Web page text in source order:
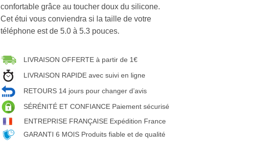
confortable grâce au toucher doux du silicone.
Cet étui vous conviendra si la taille de votre
téléphone est de 5.0 à 5.3 pouces.
LIVRAISON OFFERTE à partir de 1€
LIVRAISON RAPIDE avec suivi en ligne
RETOURS 14 jours pour changer d’avis
SÉRÉNITÉ ET CONFIANCE Paiement sécurisé
ENTREPRISE FRANÇAISE Expédition France
GARANTI 6 MOIS Produits fiable et de qualité